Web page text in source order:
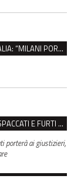
HELLWATT, SCONTRO SENZA FINE. FRATELLI D’ITALIA: “MILANI PORTA DOCUMENTI, DE FRANCO INSULTI”
REGGIO, PIAZZALE EUROPA È UN INCUBO: VETRI SPACCATI E FURTI SULLE AUTO IN SOSTA
porterà ai giustizieri,